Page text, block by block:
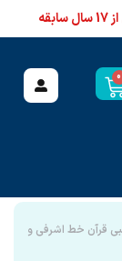
0
قرآن خط اشرفی و